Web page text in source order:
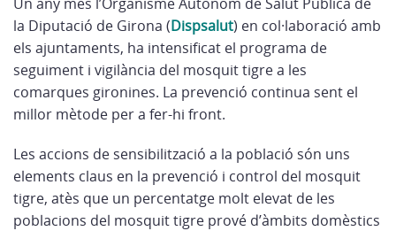
la Diputació de Girona (Dispsalut) en col·laboració amb
els ajuntaments, ha intensificat el programa de
seguiment i vigilància del mosquit tigre a les
comarques gironines. La prevenció continua sent el
millor mètode per a fer-hi front.
Les accions de sensibilització a la població són uns
elements claus en la prevenció i control del mosquit
tigre, atès que un percentatge molt elevat de les
poblacions del mosquit tigre prové d’àmbits domèstics